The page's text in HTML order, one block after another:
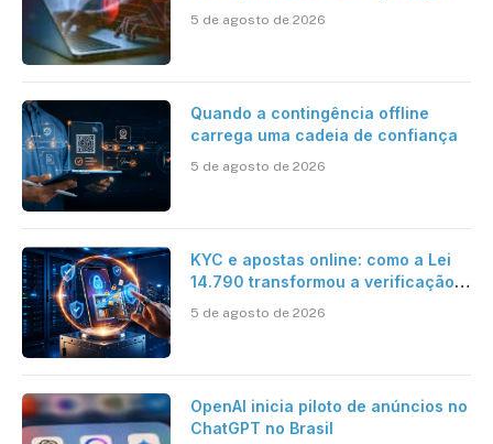
desafios impostos pela Inteligência
5 de agosto de 2026
Quando a contingência offline
carrega uma cadeia de confiança
5 de agosto de 2026
KYC e apostas online: como a Lei
14.790 transformou a verificação
brasileiro
5 de agosto de 2026
OpenAI inicia piloto de anúncios no
ChatGPT no Brasil